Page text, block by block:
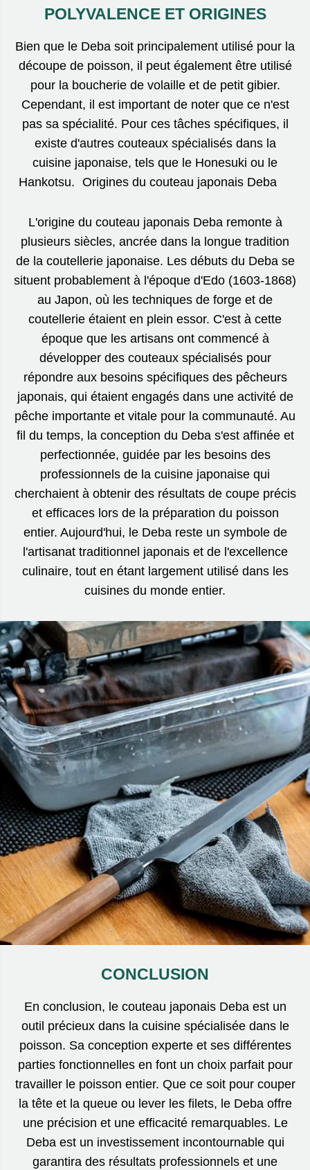
POLYVALENCE ET ORIGINES
Bien que le Deba soit principalement utilisé pour la
découpe de poisson, il peut également être utilisé
pour la boucherie de volaille et de petit gibier.
Cependant, il est important de noter que ce n'est
pas sa spécialité. Pour ces tâches spécifiques, il
existe d'autres couteaux spécialisés dans la
cuisine japonaise, tels que le Honesuki ou le
Hankotsu. Origines du couteau japonais Deba
L'origine du couteau japonais Deba remonte à
plusieurs siècles, ancrée dans la longue tradition
de la coutellerie japonaise. Les débuts du Deba se
situent probablement à l'époque d'Edo (1603-1868)
au Japon, où les techniques de forge et de
coutellerie étaient en plein essor. C'est à cette
époque que les artisans ont commencé à
développer des couteaux spécialisés pour
répondre aux besoins spécifiques des pêcheurs
japonais, qui étaient engagés dans une activité de
pêche importante et vitale pour la communauté. Au
fil du temps, la conception du Deba s'est affinée et
perfectionnée, guidée par les besoins des
professionnels de la cuisine japonaise qui
cherchaient à obtenir des résultats de coupe précis
et efficaces lors de la préparation du poisson
entier. Aujourd'hui, le Deba reste un symbole de
l'artisanat traditionnel japonais et de l'excellence
culinaire, tout en étant largement utilisé dans les
cuisines du monde entier.
CONCLUSION
En conclusion, le couteau japonais Deba est un
outil précieux dans la cuisine spécialisée dans le
poisson. Sa conception experte et ses différentes
parties fonctionnelles en font un choix parfait pour
travailler le poisson entier. Que ce soit pour couper
la tête et la queue ou lever les filets, le Deba offre
une précision et une efficacité remarquables. Le
Deba est un investissement incontournable qui
garantira des résultats professionnels et une